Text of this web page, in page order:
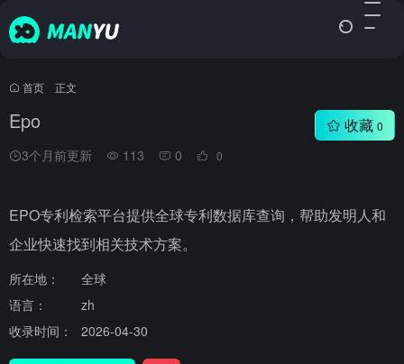
首页 正文
Epo
3个月前更新 113 0 0
收藏 0
EPO专利检索平台提供全球专利数据库查询，帮助发明人和
企业快速找到相关技术方案。
所在地：
全球
语言：
zh
收录时间：
2026-04-30